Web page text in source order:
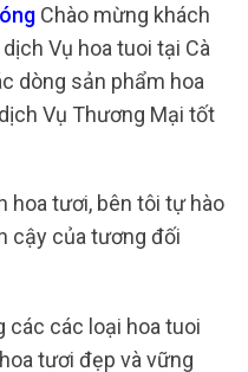
Chào mừng khách
Vụ hoa tuoi tại Cà
dòng sản phẩm hoa
Vụ Thương Mại tốt
hoa tươi, bên tôi tự hào
cậy của tương đối
các các loại hoa tuoi
tươi đẹp và vững